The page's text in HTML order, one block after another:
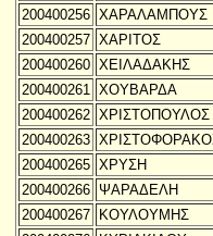
200400256 ΧΑΡΑΛΑΜΠΟΥΣ
200400257 ΧΑΡΙΤΟΣ
200400260 ΧΕΙΛΑΔΑΚΗΣ
200400261 ΧΟΥΒΑΡΔΑ
200400262 ΧΡΙΣΤΟΠΟΥΛΟΣ
200400263
200400265 ΧΡΥΣΗ
200400266
ΨΑΡΑΔΕΛΗ
200400267
ΚΟΥΛΟΥΜΗΣ